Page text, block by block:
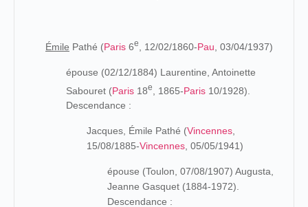
Émile Pathé (Paris 6e , 12/02/1860-Pau , 03/04/1937)
épouse (02/12/1884) Laurentine, Antoinette
Sabouret (Paris 18e , 1865-Paris 10/1928).
Descendance :
Jacques, Émile Pathé (Vincennes,
15/08/1885-Vincennes, 05/05/1941)
épouse (Toulon, 07/08/1907) Augusta,
Jeanne Gasquet (1884-1972).
Descendance :